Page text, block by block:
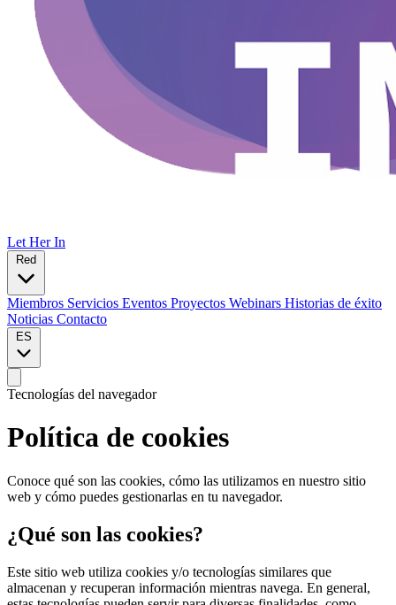
Let Her In
Red
Miembros Servicios Eventos Proyectos Webinars Historias de éxito
Noticias Contacto
ES
Tecnologías del navegador
Política de cookies
Conoce qué son las cookies, cómo las utilizamos en nuestro sitio
web y cómo puedes gestionarlas en tu navegador.
¿Qué son las cookies?
Este sitio web utiliza cookies y/o tecnologías similares que
almacenan y recuperan información mientras navega. En general,